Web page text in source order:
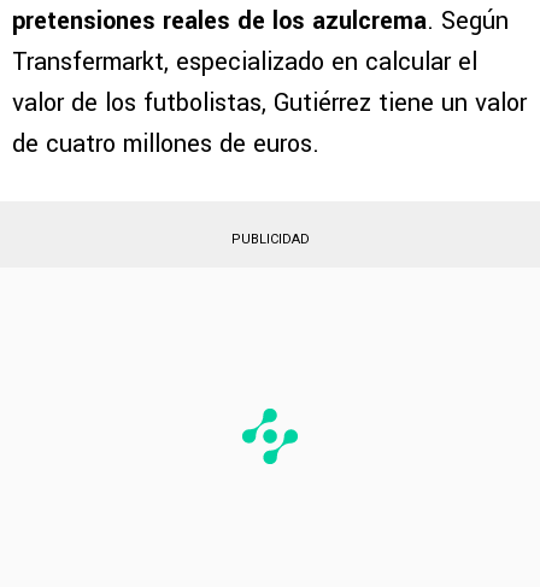
pretensiones reales de los azulcrema. Según
Transfermarkt, especializado en calcular el
valor de los futbolistas, Gutiérrez tiene un valor
de cuatro millones de euros.
PUBLICIDAD